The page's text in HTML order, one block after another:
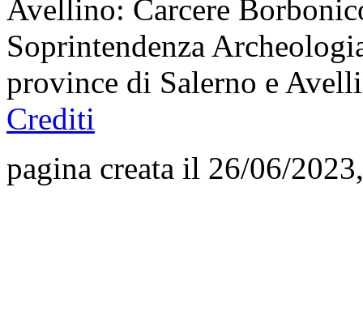
Avellino: Carcere
Soprintendenza
province di Salerno e
Crediti
pagina creata il 26/06/